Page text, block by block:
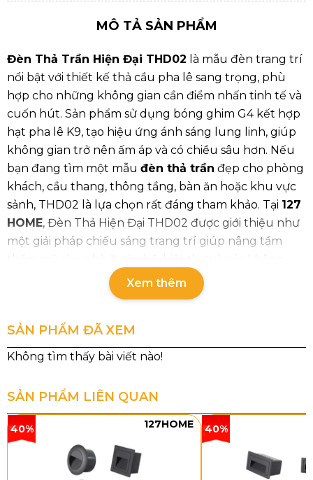
MÔ TẢ SẢN PHẨM
Đèn Thả Trần Hiện Đại THD02 là mẫu đèn trang trí
nổi bật với thiết kế thả cầu pha lê sang trọng, phù
hợp cho những không gian cần điểm nhấn tinh tế và
cuốn hút. Sản phẩm sử dụng bóng ghim G4 kết hợp
hạt pha lê K9, tạo hiệu ứng ánh sáng lung linh, giúp
không gian trở nên ấm áp và có chiều sâu hơn. Nếu
bạn đang tìm một mẫu đèn thả trần đẹp cho phòng
khách, cầu thang, thông tầng, bàn ăn hoặc khu vực
sảnh, THD02 là lựa chọn rất đáng tham khảo. Tại 127
HOME, Đèn Thả Hiện Đại THD02 được giới thiệu như
một giải pháp chiếu sáng trang trí giúp nâng tầm
thẩm mỹ cho nhà ở, căn hộ, biệt thự và các không
Xem thêm
SẢN PHẨM ĐÃ XEM
SẢN PHẨM LIÊN QUAN
40% 127HOME 40%